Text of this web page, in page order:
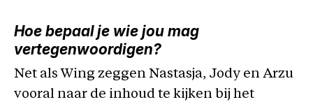
Hoe bepaal je wie jou mag
vertegenwoordigen?
Net als Wing zeggen Nastasja, Jody en Arzu
vooral naar de inhoud te kijken bij het